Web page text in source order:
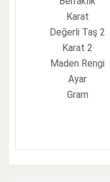
Karat
Değerli Taş 2
Karat 2
Maden Rengi
Ayar
Gram